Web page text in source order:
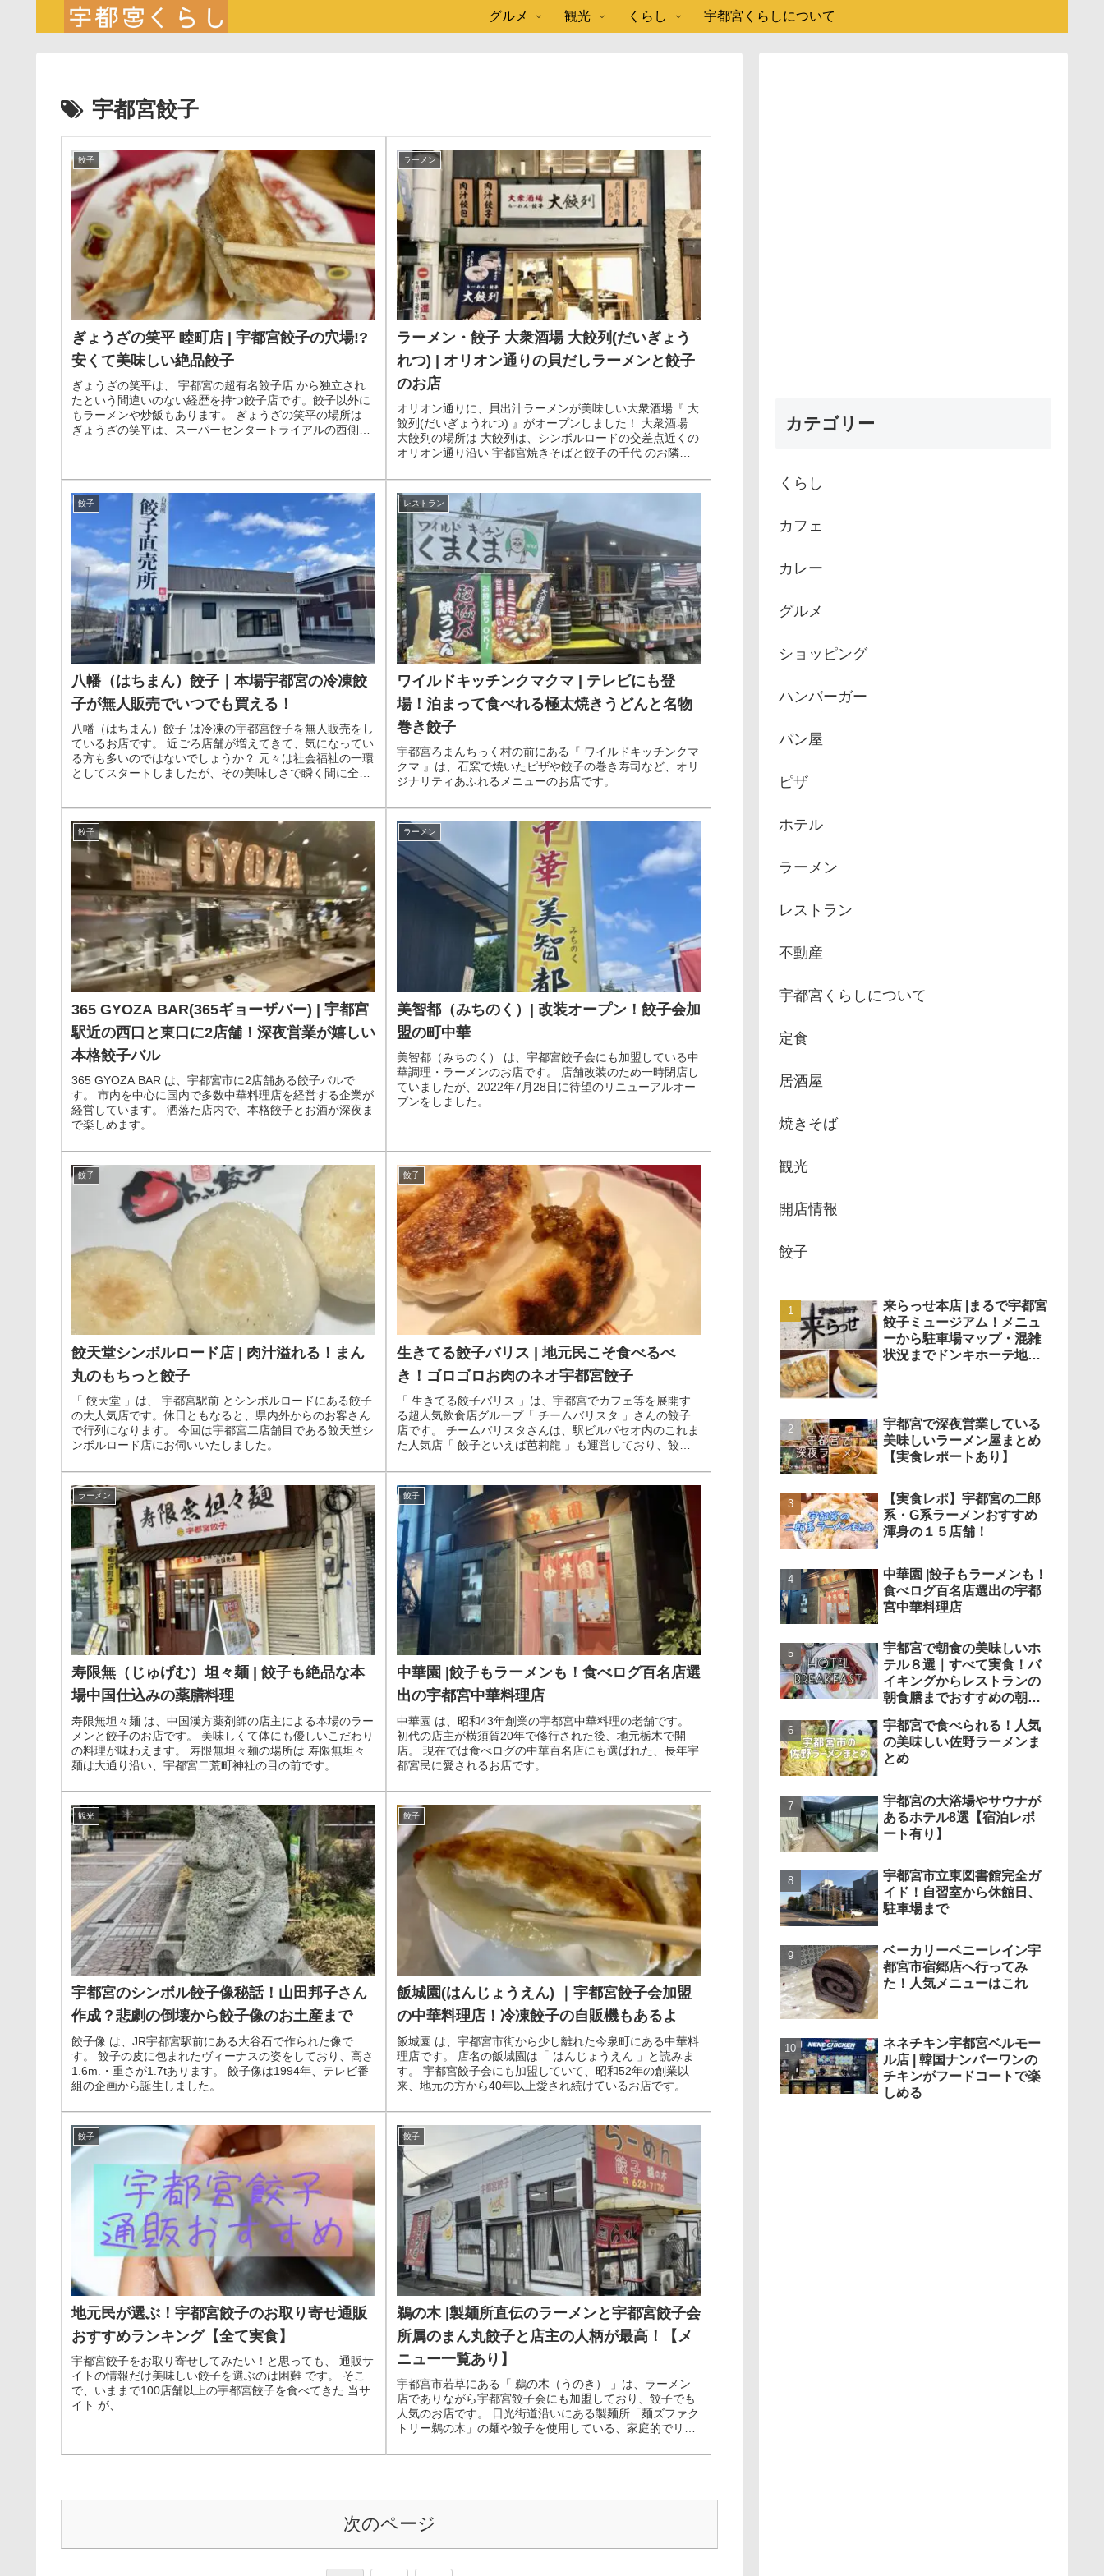
グルメ 観光 くらし 宇都宮くらしについて
宇都宮餃子
餃子
ぎょうざの笑平 睦町店 | 宇都宮餃子の穴場!?
安くて美味しい絶品餃子
ぎょうざの笑平は、 宇都宮の超有名餃子店 から独立され
たという間違いのない経歴を持つ餃子店です。餃子以外に
もラーメンや炒飯もあります。 ぎょうざの笑平の場所は
ぎょうざの笑平は、スーパーセンタートライアルの西側に
ラーメン
ラーメン・餃子 大衆酒場 大餃列(だいぎょう
れつ) | オリオン通りの貝だしラーメンと餃子
のお店
オリオン通りに、貝出汁ラーメンが美味しい大衆酒場『 大
餃列(だいぎょうれつ) 』がオープンしました！ 大衆酒場
大餃列の場所は 大餃列は、シンボルロードの交差点近くの
オリオン通り沿い 宇都宮焼きそばと餃子の千代 のお隣で
餃子
八幡（はちまん）餃子｜本場宇都宮の冷凍餃
子が無人販売でいつでも買える！
八幡（はちまん）餃子 は冷凍の宇都宮餃子を無人販売をし
ているお店です。 近ごろ店舗が増えてきて、気になってい
る方も多いのではないでしょうか？ 元々は社会福祉の一環
としてスタートしましたが、その美味しさで瞬く間に全国
レストラン
ワイルドキッチンクマクマ | テレビにも登
場！泊まって食べれる極太焼きうどんと名物
巻き餃子
宇都宮ろまんちっく村の前にある『 ワイルドキッチンクマ
クマ 』は、石窯で焼いたピザや餃子の巻き寿司など、オリ
ジナリティあふれるメニューのお店です。
餃子
365 GYOZA BAR(365ギョーザバー) | 宇都宮
駅近の西口と東口に2店舗！深夜営業が嬉しい
本格餃子バル
365 GYOZA BAR は、宇都宮市に2店舗ある餃子バルで
す。 市内を中心に国内で多数中華料理店を経営する企業が
経営しています。 洒落た店内で、本格餃子とお酒が深夜ま
で楽しめます。
ラーメン
美智都（みちのく）| 改装オープン！餃子会加
盟の町中華
美智都（みちのく） は、宇都宮餃子会にも加盟している中
華調理・ラーメンのお店です。 店舗改装のため一時閉店し
ていましたが、2022年7月28日に待望のリニューアルオー
プンをしました。
餃子
餃天堂シンボルロード店 | 肉汁溢れる！まん
丸のもちっと餃子
「 餃天堂 」は、 宇都宮駅前 とシンボルロードにある餃子
の大人気店です。休日ともなると、県内外からのお客さん
で行列になります。 今回は宇都宮二店舗目である餃天堂シ
ンボルロード店にお伺いいたしました。
餃子
生きてる餃子バリス | 地元民こそ食べるべ
き！ゴロゴロお肉のネオ宇都宮餃子
「 生きてる餃子バリス 」は、宇都宮でカフェ等を展開す
る超人気飲食店グループ「 チームバリスタ 」さんの餃子
店です。 チームバリスタさんは、駅ビルパセオ内のこれま
た人気店「 餃子といえば芭莉龍 」も運営しており、餃子
ラーメン
寿限無（じゅげむ）坦々麺 | 餃子も絶品な本
場中国仕込みの薬膳料理
寿限無坦々麺 は、中国漢方薬剤師の店主による本場のラー
メンと餃子のお店です。 美味しくて体にも優しいこだわり
の料理が味わえます。 寿限無坦々麺の場所は 寿限無坦々
麺は大通り沿い、宇都宮二荒町神社の目の前です。
餃子
中華園 |餃子もラーメンも！食べログ百名店選
出の宇都宮中華料理店
中華園 は、昭和43年創業の宇都宮中華料理の老舗です。
初代の店主が横須賀20年で修行された後、地元栃木で開
店。 現在では食べログの中華百名店にも選ばれた、長年宇
都宮民に愛されるお店です。
観光
宇都宮のシンボル餃子像秘話！山田邦子さん
作成？悲劇の倒壊から餃子像のお土産まで
餃子像 は、JR宇都宮駅前にある大谷石で作られた像で
す。 餃子の皮に包まれたヴィーナスの姿をしており、高さ
1.6m.・重さが1.7tあります。 餃子像は1994年、テレビ番
組の企画から誕生しました。
餃子
飯城園(はんじょうえん) ｜宇都宮餃子会加盟
の中華料理店！冷凍餃子の自販機もあるよ
飯城園 は、宇都宮市街から少し離れた今泉町にある中華料
理店です。 店名の飯城園は「 はんじょうえん 」と読みま
す。 宇都宮餃子会にも加盟していて、昭和52年の創業以
来、地元の方から40年以上愛され続けているお店です。
餃子
地元民が選ぶ！宇都宮餃子のお取り寄せ通販
おすすめランキング【全て実食】
宇都宮餃子をお取り寄せしてみたい！と思っても、 通販サ
イトの情報だけ美味しい餃子を選ぶのは困難 です。 そこ
で、いままで100店舗以上の宇都宮餃子を食べてきた 当サ
イト が、
餃子
鵜の木 |製麺所直伝のラーメンと宇都宮餃子会
所属のまん丸餃子と店主の人柄が最高！【メ
ニュー一覧あり】
宇都宮市若草にある「 鵜の木（うのき） 」は、ラーメン
店でありながら宇都宮餃子会にも加盟しており、餃子でも
人気のお店です。 日光街道沿いにある製麺所「麺ズファク
トリー鵜の木」の麺や餃子を使用している、家庭的でリー
次のページ
カテゴリー
くらし
カフェ
カレー
グルメ
ショッピング
ハンバーガー
パン屋
ピザ
ホテル
ラーメン
レストラン
不動産
宇都宮くらしについて
定食
居酒屋
焼きそば
観光
開店情報
餃子
来らっせ本店 |まるで宇都宮
餃子ミュージアム！メニュ
ーから駐車場マップ・混雑
状況までドンキホーテ地下
宇都宮で深夜営業している
美味しいラーメン屋まとめ
【実食レポートあり】
【実食レポ】宇都宮の二郎
系・G系ラーメンおすすめ
渾身の１５店舗！
中華園 |餃子もラーメンも！
食べログ百名店選出の宇都
宮中華料理店
宇都宮で朝食の美味しいホ
テル８選｜すべて実食！バ
イキングからレストランの
朝食膳までおすすめの朝食
宇都宮で食べられる！人気
の美味しい佐野ラーメンま
とめ
宇都宮の大浴場やサウナが
あるホテル8選【宿泊レポ
ート有り】
宇都宮市立東図書館完全ガ
イド！自習室から休館日、
駐車場まで
ベーカリーペニーレイン宇
都宮市宿郷店へ行ってみ
た！人気メニューはこれ
ネネチキン宇都宮ベルモー
ル店 | 韓国ナンバーワンの
チキンがフードコートで楽
しめる